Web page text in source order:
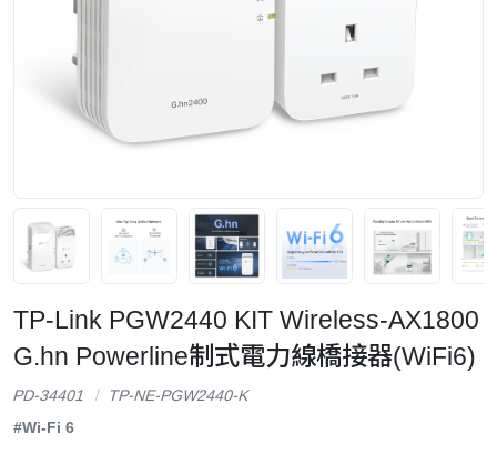
TP-Link PGW2440 KIT Wireless-AX1800
G.hn Powerline制式電力線橋接器(WiFi6)
PD-34401
TP-NE-PGW2440-K
#Wi-Fi 6